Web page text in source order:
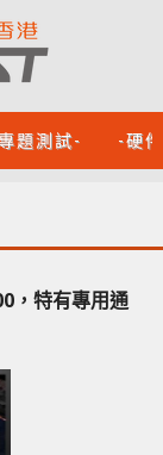
題測試- -硬
，特有專用通